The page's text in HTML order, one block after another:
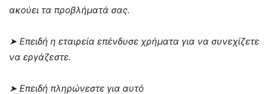
ακούει τα προβλήματά σας.
➤ Επειδή η εταιρεία επένδυσε χρήματα για να συνεχίζετε
να εργάζεστε.
➤ Επειδή πληρώνεστε για αυτό